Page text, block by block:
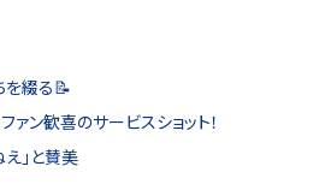
を綴る📝
ァン歓喜のサービスショット！
」と賛美